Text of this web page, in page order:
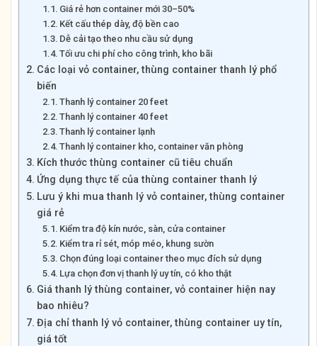
Giá rẻ hơn container mới 30–50%
Kết cấu thép dày, độ bền cao
Dễ cải tạo theo nhu cầu sử dụng
Tối ưu chi phí cho công trình, kho bãi
Các loại vỏ container, thùng container thanh lý phổ
biến
Thanh lý container 20 feet
Thanh lý container 40 feet
Thanh lý container lạnh
Thanh lý container kho, container văn phòng
Kích thước thùng container cũ tiêu chuẩn
Ứng dụng thực tế của thùng container thanh lý
Lưu ý khi mua thanh lý vỏ container, thùng container
giá rẻ
Kiểm tra độ kín nước, sàn, cửa container
Kiểm tra rỉ sét, móp méo, khung sườn
Chọn đúng loại container theo mục đích sử dụng
Lựa chọn đơn vị thanh lý uy tín, có kho thật
Giá thanh lý thùng container, vỏ container hiện nay
bao nhiêu?
Địa chỉ thanh lý vỏ container, thùng container uy tín,
giá tốt